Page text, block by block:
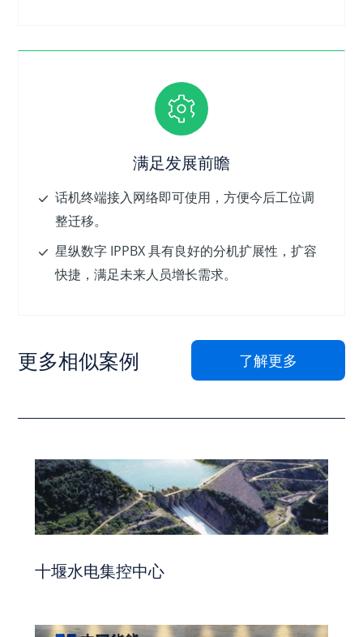
满足发展前瞻
话机终端接入网络即可使用，方便今后工位调
整迁移。
星纵数字 IPPBX 具有良好的分机扩展性，扩容
快捷，满足未来人员增长需求。
更多相似案例 了解更多
十堰水电集控中心